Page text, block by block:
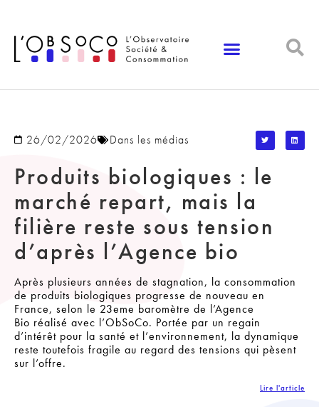
26/02/2026 Dans les médias
Produits biologiques : le
marché repart, mais la
filière reste sous tension
d’après l’Agence bio
Après plusieurs années de stagnation, la consommation
de produits biologiques progresse de nouveau en
France, selon le 23eme baromètre de l’Agence
Bio réalisé avec l’ObSoCo. Portée par un regain
d’intérêt pour la santé et l’environnement, la dynamique
reste toutefois fragile au regard des tensions qui pèsent
sur l’offre.
Lire l'article